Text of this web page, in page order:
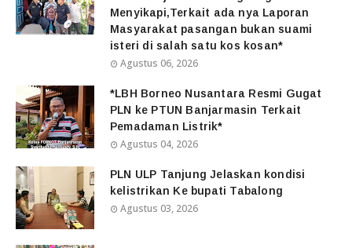
Menyikapi,Terkait ada nya Laporan
Masyarakat pasangan bukan suami
isteri di salah satu kos kosan*
Agustus 06, 2026
*LBH Borneo Nusantara Resmi Gugat
PLN ke PTUN Banjarmasin Terkait
Pemadaman Listrik*
Agustus 04, 2026
PLN ULP Tanjung Jelaskan kondisi
kelistrikan Ke bupati Tabalong
Agustus 03, 2026